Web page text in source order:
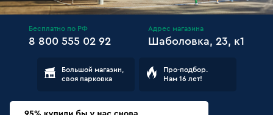
Бесплатно по РФ
8 800 555 02 92
Адрес магазина
Шаболовка, 23, к1
Большой магазин,
своя парковка
Про-подбор.
Нам 16 лет!